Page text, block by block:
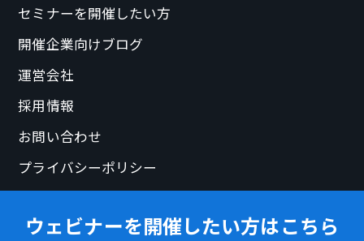
セミナーを開催したい方
開催企業向けブログ
運営会社
採用情報
お問い合わせ
プライバシーポリシー
ウェビナーを開催したい方はこちら